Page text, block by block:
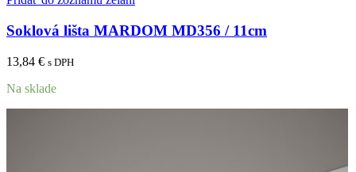
Soklová lišta MARDOM MD356 / 11cm
13,84 € s DPH
Na sklade